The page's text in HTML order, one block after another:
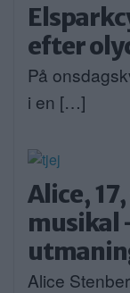
efter
På
i en […]
Alice,
musikal
Alice